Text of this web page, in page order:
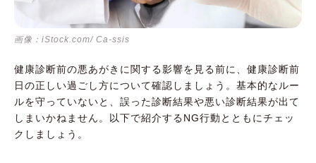
画像：iStock.com/ Ca-ssis
健康診断前の悪あがきに関する影響を見る前に、健康診断前
日の正しい過ごし方について確認しましょう。基本的なルー
ルを守っていないと、誤った診断結果や悪い診断結果が出て
しまいかねません。以下で紹介するNG行動とともにチェッ
クしましょう。